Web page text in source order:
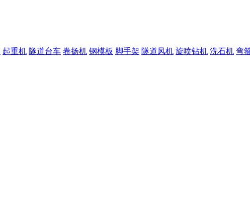
起重机 隧道台车 卷扬机 钢模板 脚手架 隧道风机 旋喷钻机 洗石机 弯